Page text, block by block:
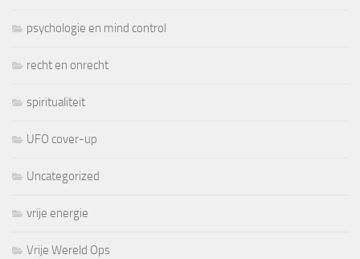
psychologie en mind control
recht en onrecht
spiritualiteit
UFO cover-up
Uncategorized
vrije energie
Vrije Wereld Ops